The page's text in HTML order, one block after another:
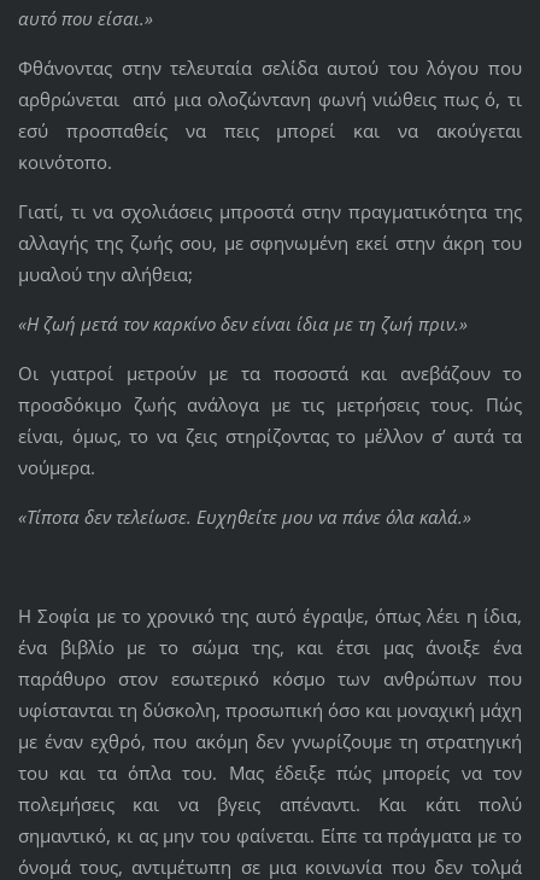
αυτό που είσαι.»
Φθάνοντας στην τελευταία σελίδα αυτού του λόγου που
αρθρώνεται από μια ολοζώντανη φωνή νιώθεις πως ό, τι
εσύ προσπαθείς να πεις μπορεί και να ακούγεται
κοινότοπο.
Γιατί, τι να σχολιάσεις μπροστά στην πραγματικότητα της
αλλαγής της ζωής σου, με σφηνωμένη εκεί στην άκρη του
μυαλού την αλήθεια;
«Η ζωή μετά τον καρκίνο δεν είναι ίδια με τη ζωή πριν.»
Οι γιατροί μετρούν με τα ποσοστά και ανεβάζουν το
προσδόκιμο ζωής ανάλογα με τις μετρήσεις τους. Πώς
είναι, όμως, το να ζεις στηρίζοντας το μέλλον σ’ αυτά τα
νούμερα.
«Τίποτα δεν τελείωσε. Ευχηθείτε μου να πάνε όλα καλά.»
Η Σοφία με το χρονικό της αυτό έγραψε, όπως λέει η ίδια,
ένα βιβλίο με το σώμα της, και έτσι μας άνοιξε ένα
παράθυρο στον εσωτερικό κόσμο των ανθρώπων που
υφίστανται τη δύσκολη, προσωπική όσο και μοναχική μάχη
με έναν εχθρό, που ακόμη δεν γνωρίζουμε τη στρατηγική
του και τα όπλα του. Μας έδειξε πώς μπορείς να τον
πολεμήσεις και να βγεις απέναντι. Και κάτι πολύ
σημαντικό, κι ας μην του φαίνεται. Είπε τα πράγματα με το
όνομά τους, αντιμέτωπη σε μια κοινωνία που δεν τολμά